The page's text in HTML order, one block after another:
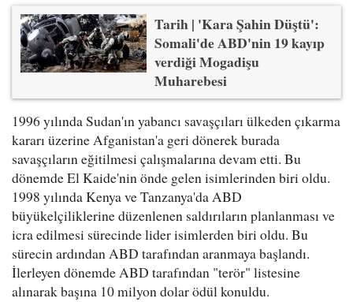
Tarih | 'Kara Şahin Düştü':
Somali'de ABD'nin 19 kayıp
verdiği Mogadişu
Muharebesi
1996 yılında Sudan'ın yabancı savaşçıları ülkeden çıkarma
kararı üzerine Afganistan'a geri dönerek burada
savaşçıların eğitilmesi çalışmalarına devam etti. Bu
dönemde El Kaide'nin önde gelen isimlerinden biri oldu.
1998 yılında Kenya ve Tanzanya'da ABD
büyükelçiliklerine düzenlenen saldırıların planlanması ve
icra edilmesi sürecinde lider isimlerden biri oldu. Bu
sürecin ardından ABD tarafından aranmaya başlandı.
İlerleyen dönemde ABD tarafından "terör" listesine
alınarak başına 10 milyon dolar ödül konuldu.